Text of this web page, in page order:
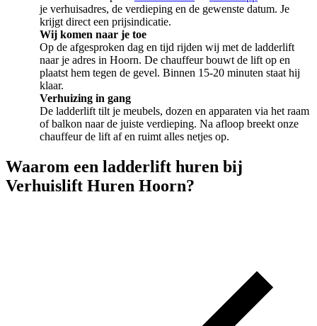
je verhuisadres, de verdieping en de gewenste datum. Je
krijgt direct een prijsindicatie.
Wij komen naar je toe
Op de afgesproken dag en tijd rijden wij met de ladderlift
naar je adres in Hoorn. De chauffeur bouwt de lift op en
plaatst hem tegen de gevel. Binnen 15-20 minuten staat hij
klaar.
Verhuizing in gang
De ladderlift tilt je meubels, dozen en apparaten via het raam
of balkon naar de juiste verdieping. Na afloop breekt onze
chauffeur de lift af en ruimt alles netjes op.
Waarom een ladderlift huren bij
Verhuislift Huren Hoorn?